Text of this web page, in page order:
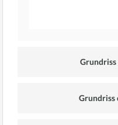
Grundriss
Grundriss